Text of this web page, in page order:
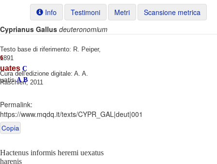
Info Testimoni Metri
Scansione metrica
Cyprianus Gallus deuteronomium
Testo base di riferimento: R. Peiper,
1891
Cura dell'edizione digitale: A. A.
Raschieri, 2011
Permalink:
https://www.mqdq.it/texts/CYPR_GAL|deut|001
Copia
Hactenus informis heremi uexatus
harenis
6
uates C
uatisA B